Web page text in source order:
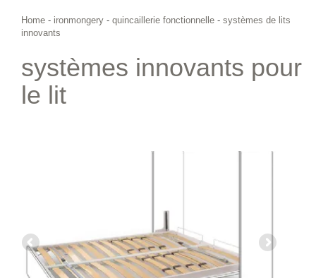
Home - ironmongery - quincaillerie fonctionnelle - systèmes de lits
innovants
systèmes innovants pour
le lit